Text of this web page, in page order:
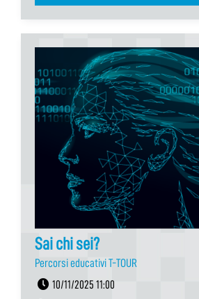
Sai chi sei?
Percorsi educativi T-TOUR
10/11/2025 11:00